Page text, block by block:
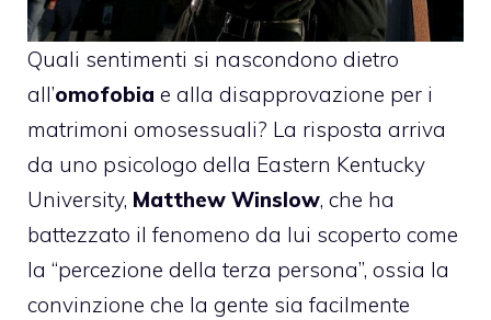
Quali sentimenti si nascondono dietro
all’omofobia e alla disapprovazione per i
matrimoni omosessuali? La risposta arriva
da uno psicologo della Eastern Kentucky
University, Matthew Winslow, che ha
battezzato il fenomeno da lui scoperto come
la “percezione della terza persona”, ossia la
convinzione che la gente sia facilmente